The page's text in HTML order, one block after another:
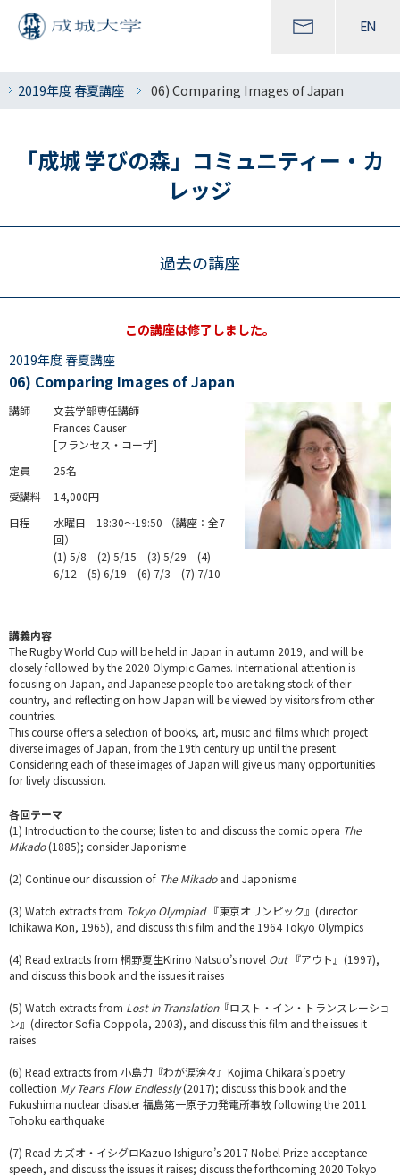
EN
2019年度 春夏講座 06) Comparing Images of Japan
「成城 学びの森」コミュニティー・カ
レッジ
過去の講座
この講座は修了しました。
2019年度 春夏講座
06) Comparing Images of Japan
講師
文芸学部専任講師
Frances Causer
[フランセス・コーザ]
定員
25名
受講料
14,000円
日程
水曜日 18:30～19:50 （講座：全7
回）
(1) 5/8 (2) 5/15 (3) 5/29 (4)
6/12 (5) 6/19 (6) 7/3 (7) 7/10
講義内容
The Rugby World Cup will be held in Japan in autumn 2019, and will be
closely followed by the 2020 Olympic Games. International attention is
focusing on Japan, and Japanese people too are taking stock of their
country, and reflecting on how Japan will be viewed by visitors from other
countries.
This course offers a selection of books, art, music and films which project
diverse images of Japan, from the 19th century up until the present.
Considering each of these images of Japan will give us many opportunities
for lively discussion.
各回テーマ
(1) Introduction to the course; listen to and discuss the comic opera The
Mikado(1885); consider Japonisme
(2) Continue our discussion of The Mikadoand Japonisme
(3) Watch extracts from Tokyo Olympiad『東京オリンピック』(director
Ichikawa Kon, 1965), and discuss this film and the 1964 Tokyo Olympics
(4) Read extracts from 桐野夏生Kirino Natsuo’s novel Out『アウト』(1997),
and discuss this book and the issues it raises
(5) Watch extracts from Lost in Translation『ロスト・イン・トランスレーショ
ン』(director Sofia Coppola, 2003), and discuss this film and the issues it
raises
(6) Read extracts from 小島力『わが涙滂々』Kojima Chikara’s poetry
collection My Tears Flow Endlessly(2017); discuss this book and the
Fukushima nuclear disaster 福島第一原子力発電所事故 following the 2011
Tohoku earthquake
(7) Read カズオ・イシグロKazuo Ishiguro’s 2017 Nobel Prize acceptance
speech, and discuss the issues it raises; discuss the forthcoming 2020 Tokyo